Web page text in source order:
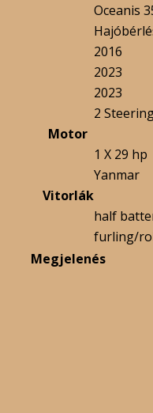
Oceanis
2016
2023
2023
2
Motor
1 X 29 hp
Yanmar
Vitorlák
half
furling/
Megjelenés